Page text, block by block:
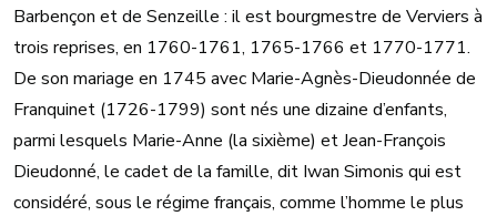
Barbençon et de Senzeille : il est bourgmestre de Verviers à
trois reprises, en 1760-1761, 1765-1766 et 1770-1771.
De son mariage en 1745 avec Marie-Agnès-Dieudonnée de
Franquinet (1726-1799) sont nés une dizaine d’enfants,
parmi lesquels Marie-Anne (la sixième) et Jean-François
Dieudonné, le cadet de la famille, dit Iwan Simonis qui est
considéré, sous le régime français, comme l’homme le plus